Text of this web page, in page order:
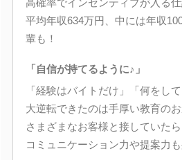
高確率でインセンティブが入る仕
平均年収634万円、中には年収
輩も！
「自信が持てるように♪」
「経験はバイトだけ」「何をし
大逆転できたのは手厚い教育のお
さまざまなお客様と接していたら
コミュニケーション力や提案力も